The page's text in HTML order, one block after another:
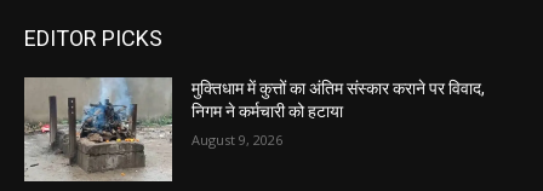
EDITOR PICKS
मुक्तिधाम में कुत्तों का अंतिम संस्कार कराने पर विवाद,
निगम ने कर्मचारी को हटाया
August 9, 2026